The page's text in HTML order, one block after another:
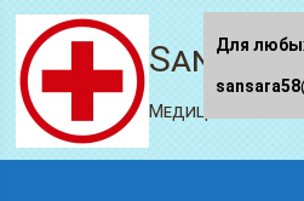
Медицинский
Для